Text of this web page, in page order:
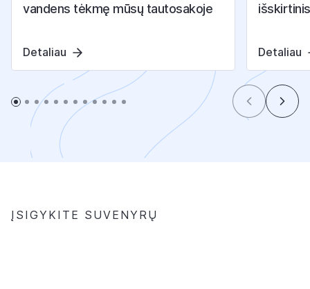
vandens tėkmę mūsų tautosakoje
Detaliau Detaliau
ĮSIGYKITE SUVENYRŲ